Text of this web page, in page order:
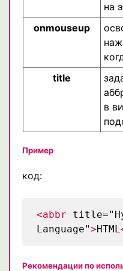
на
onmouseup
title
в
Пример
код:
<abbr
Language">HTML
Рекомендации по